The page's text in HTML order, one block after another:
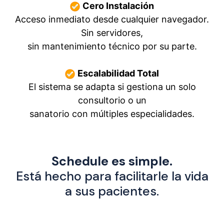
Cero Instalación
Acceso inmediato desde cualquier navegador.
Sin servidores,
sin mantenimiento técnico por su parte.
Escalabilidad Total
El sistema se adapta si gestiona un solo
consultorio o un
sanatorio con múltiples especialidades.
Schedule es simple.
Está hecho para facilitarle la vida
a sus pacientes.